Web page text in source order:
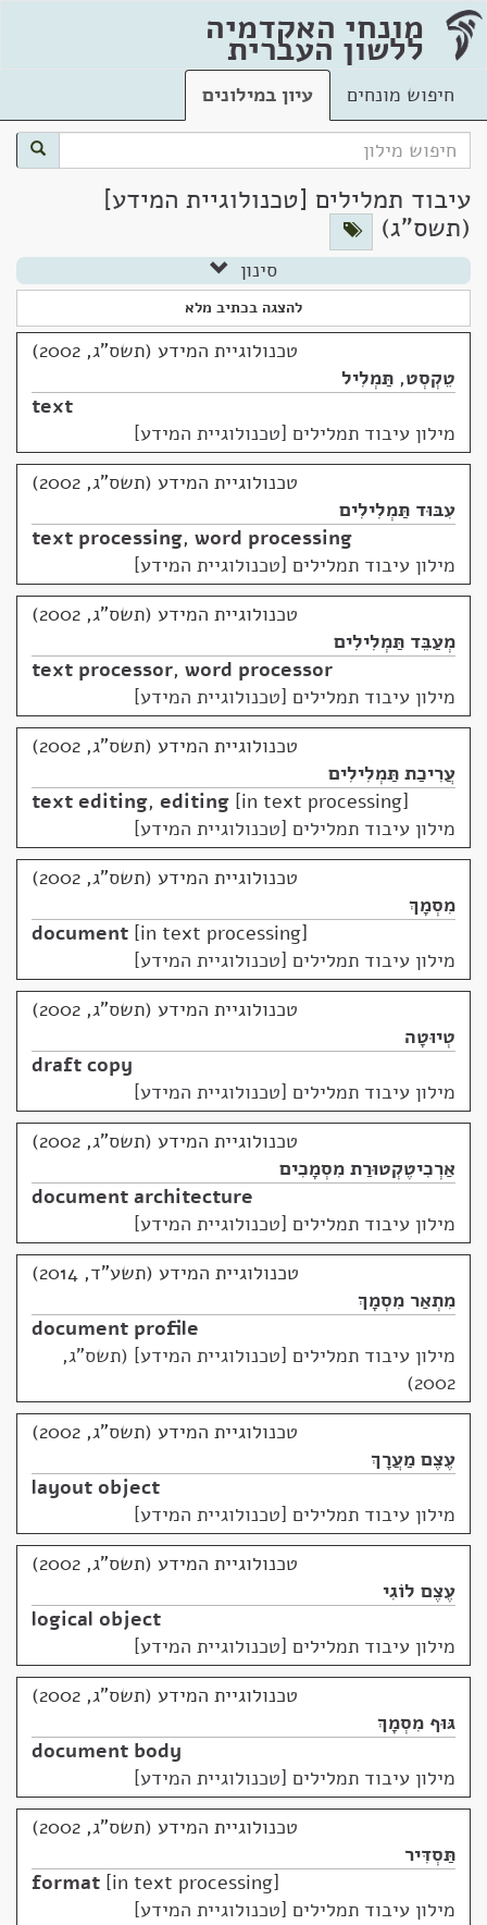
מונחי האקדמיה
ללשון העברית
חיפוש מונחים עיון במילונים
עיבוד תמלילים [טכנולוגיית המידע]
(תשס"ג)
סינון
להצגה בכתיב מלא
טכנולוגיית המידע (תשס"ג, 2002)
טֵקְסְט, תַּמְלִיל
text
מילון עיבוד תמלילים [טכנולוגיית המידע]
טכנולוגיית המידע (תשס"ג, 2002)
עִבּוּד תַּמְלִילִים
text processing, word processing
מילון עיבוד תמלילים [טכנולוגיית המידע]
טכנולוגיית המידע (תשס"ג, 2002)
מְעַבֵּד תַּמְלִילִים
text processor, word processor
מילון עיבוד תמלילים [טכנולוגיית המידע]
טכנולוגיית המידע (תשס"ג, 2002)
עֲרִיכַת תַּמְלִילִים
text editing, editing in text processing
מילון עיבוד תמלילים [טכנולוגיית המידע]
טכנולוגיית המידע (תשס"ג, 2002)
מִסְמָךְ
document in text processing
מילון עיבוד תמלילים [טכנולוגיית המידע]
טכנולוגיית המידע (תשס"ג, 2002)
טְיוּטָה
draft copy
מילון עיבוד תמלילים [טכנולוגיית המידע]
טכנולוגיית המידע (תשס"ג, 2002)
אַרְכִיטֶקְטוּרַת מִסְמָכִים
document architecture
מילון עיבוד תמלילים [טכנולוגיית המידע]
טכנולוגיית המידע (תשע"ד, 2014)
מִתְאַר מִסְמָךְ
document profile
מילון עיבוד תמלילים [טכנולוגיית המידע] (תשס"ג,
2002)
טכנולוגיית המידע (תשס"ג, 2002)
עֶצֶם מַעֲרָךְ
layout object
מילון עיבוד תמלילים [טכנולוגיית המידע]
טכנולוגיית המידע (תשס"ג, 2002)
עֶצֶם לוֹגִי
logical object
מילון עיבוד תמלילים [טכנולוגיית המידע]
טכנולוגיית המידע (תשס"ג, 2002)
גּוּף מִסְמָךְ
document body
מילון עיבוד תמלילים [טכנולוגיית המידע]
טכנולוגיית המידע (תשס"ג, 2002)
תַּסְדִּיר
format in text processing
מילון עיבוד תמלילים [טכנולוגיית המידע]